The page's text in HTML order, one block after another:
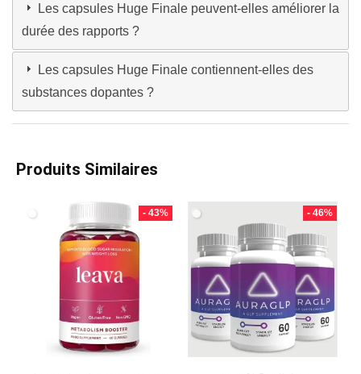
Les capsules Huge Finale peuvent-elles améliorer la
durée des rapports ?
Les capsules Huge Finale contiennent-elles des
substances dopantes ?
Produits Similaires
- 43% - 46%